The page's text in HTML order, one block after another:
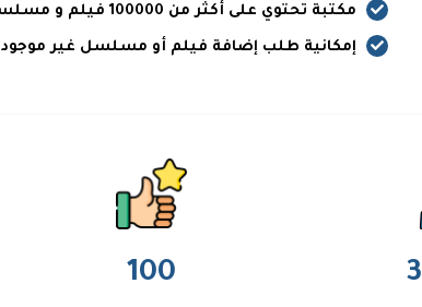
مكتبة تحتوي على أكثر من 100000 فيلم و مسلسل
إمكانية طلب إضافة فيلم أو مسلسل غير موجود
100